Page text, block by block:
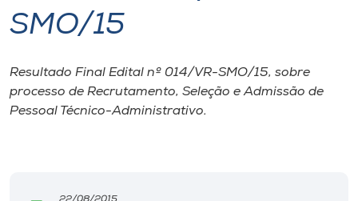
I.nova
Diplomados
SMO/15
Resultado Final Edital nº 014/VR-SMO/15, sobre
processo de Recrutamento, Seleção e Admissão de
Pessoal Técnico-Administrativo.